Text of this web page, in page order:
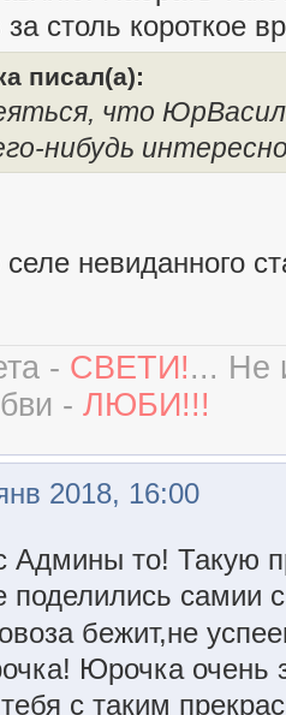
столь короткое
писал(а):
что
нибудь
невиданного
- СВЕТИ!... Не
- ЛЮБИ!!!
2018, 16:00
Админы то! Такую
самии
бежит,не
Юрочка очень
с таким